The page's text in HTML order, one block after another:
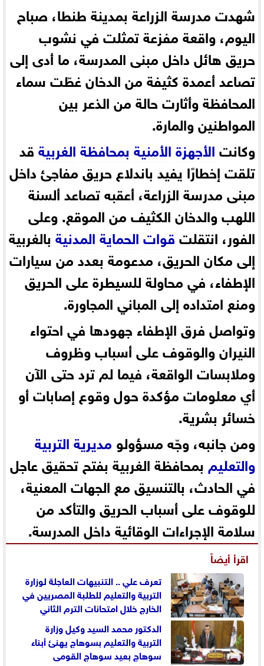
شهدت مدرسة الزراعة بمدينة طنطا، صباح
اليوم، واقعة مفزعة تمثلت في نشوب
حريق هائل داخل مبنى المدرسة، ما أدى إلى
تصاعد أعمدة كثيفة من الدخان غطّت سماء
المحافظة وأثارت حالة من الذعر بين
المواطنين والمارة.
وكانتالأجهزةالأمنية بمحافظةالغربيةقد
تلقت إخطارًا يفيد باندلاع حريق مفاجئ داخل
مبنى مدرسة الزراعة، أعقبه تصاعد ألسنة
اللهب والدخان الكثيف من الموقع. وعلى
الفور، انتقلتقواتالحمايةالمدنيةبالغربية
إلى مكان الحريق، مدعومة بعدد من سيارات
الإطفاء، في محاولة للسيطرة على الحريق
ومنع امتداده إلى المباني المجاورة.
وتواصل فرق الإطفاء جهودها في احتواء
النيران والوقوف على أسباب وظروف
وملابسات الواقعة، فيما لم ترد حتى الآن
أي معلومات مؤكدة حول وقوع إصابات أو
خسائر بشرية.
ومن جانبه، وجّه مسؤولو مديريةالتربية
والتعليمبمحافظة الغربية بفتح تحقيق عاجل
في الحادث، بالتنسيق مع الجهات المعنية،
للوقوف على أسباب الحريق والتأكد من
سلامة الإجراءات الوقائية داخل المدرسة.
اقرأ أيضاً
تعرف علي .. التنبيهات العاجلة لوزارة
التربية والتعليم للطلبة المصريين في
الخارج خلال امتحانات الترم الثاني
الدكتور محمد السيد وكيل وزارة
التربية والتعليم بسوهاج يهنئ أبناء
سوهاج بعيد سوهاج القومى